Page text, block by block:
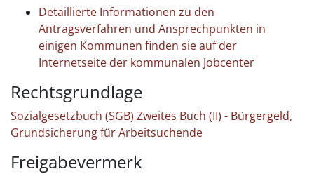
Detaillierte Informationen zu den
Antragsverfahren und Ansprechpunkten in
einigen Kommunen finden sie auf der
Internetseite der kommunalen Jobcenter
Rechtsgrundlage
Sozialgesetzbuch (SGB) Zweites Buch (II) - Bürgergeld,
Grundsicherung für Arbeitsuchende
Freigabevermerk